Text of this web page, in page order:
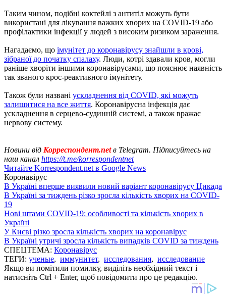
Таким чином, подібні коктейлі з антитіл можуть бути
використані для лікування важких хворих на COVID-19 або
профілактики інфекції у людей з високим ризиком зараження.
Нагадаємо, що імунітет до коронавірусу знайшли в крові,
зібраної до початку спалаху. Люди, котрі здавали кров, могли
раніше хворіти іншими коронавірусами, що пояснює наявність
так званого крос-реактивного імунітету.
Також були названі ускладнення від COVID, які можуть
залишитися на все життя. Коронавірусна інфекція дає
ускладнення в серцево-судинній системі, а також вражає
нервову систему.
Новини від Корреспондент.netв Telegram. Підписуйтесь на
наш канал https://t.me/korrespondentnet
Читайте Korrespondent.net в Google News
Коронавірус
В Україні вперше виявили новий варіант коронавірусу Цикада
В Україні за тиждень різко зросла кількість хворих на COVID-
19
Нові штами COVID-19: особливості та кількість хворих в
Україні
У Києві різко зросла кількість хворих на коронавірус
В Україні утричі зросла кількість випадків COVID за тиждень
СПЕЦТЕМА: Коронавірус
ТЕГИ: ученые, иммунитет, исследования, исследование
Якщо ви помітили помилку, виділіть необхідний текст і
натисніть Ctrl + Enter, щоб повідомити про це редакцію.